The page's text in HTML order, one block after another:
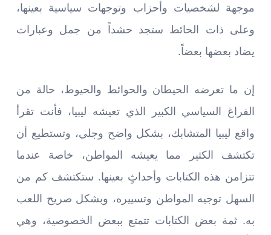
موجهة لشخصيات وأحزاب وتوجهات سياسية بعينها،
وعلى ذات الحائط ستجد حشداً من جمل وعبارات
يضاد بعضها بعضاً.
إن ما تعرضه الحيطان والحوائط والحيوط، حالة من
الفراغ السياسي الكبير الذي تعيشه ليبيا، فأنت تقرأ
واقع ليبيا المتشابك، بشكل واضح وجلي، وتستطيع أن
تكتشف الكثير مما يعيشه المواطن، خاصة عندما
تتزامن هذه الكتابات وأحداثٍ بعينها. ستكتشف كم من
السهل توجيه المواطن وتسييره، وبشكل صريح اللعب
به. ثمة بعض الكتابات تتمتع ببعض الخصوصية، وهي